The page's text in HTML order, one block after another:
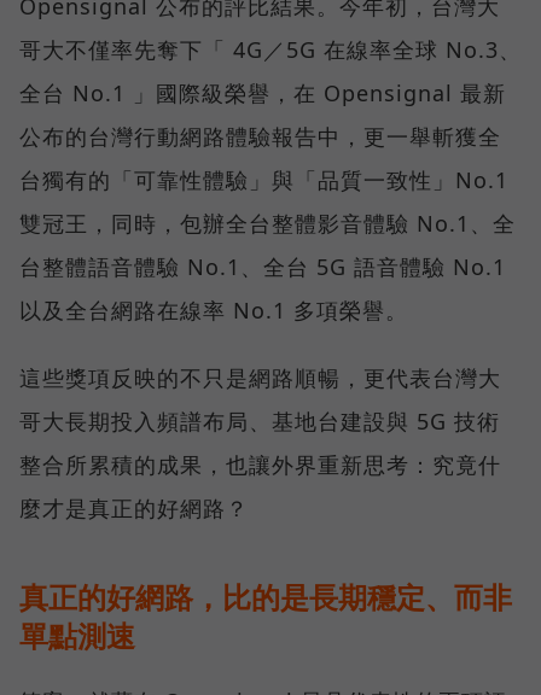
Opensignal 公布的評比結果。今年初，台灣大
哥大不僅率先奪下「 4G／5G 在線率全球 No.3、
全台 No.1 」國際級榮譽，在 Opensignal 最新
公布的台灣行動網路體驗報告中，更一舉斬獲全
台獨有的「可靠性體驗」與「品質一致性」No.1
雙冠王，同時，包辦全台整體影音體驗 No.1、全
台整體語音體驗 No.1、全台 5G 語音體驗 No.1
以及全台網路在線率 No.1 多項榮譽。
這些獎項反映的不只是網路順暢，更代表台灣大
哥大長期投入頻譜布局、基地台建設與 5G 技術
整合所累積的成果，也讓外界重新思考：究竟什
麼才是真正的好網路？
真正的好網路，比的是長期穩定、而非
單點測速